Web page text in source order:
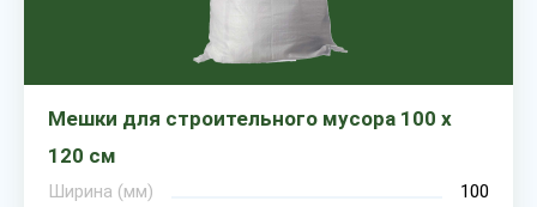
Мешки для строительного мусора 100 х
120 см
Ширина (мм)
100